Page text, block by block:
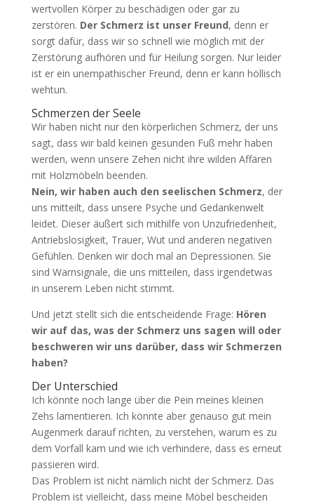
wertvollen Körper zu beschädigen oder gar zu
zerstören. Der Schmerz ist unser Freund, denn er
sorgt dafür, dass wir so schnell wie möglich mit der
Zerstörung aufhören und für Heilung sorgen. Nur leider
ist er ein unempathischer Freund, denn er kann höllisch
wehtun.
Schmerzen der Seele
Wir haben nicht nur den körperlichen Schmerz, der uns
sagt, dass wir bald keinen gesunden Fuß mehr haben
werden, wenn unsere Zehen nicht ihre wilden Affären
mit Holzmöbeln beenden.
Nein, wir haben auch den seelischen Schmerz, der
uns mitteilt, dass unsere Psyche und Gedankenwelt
leidet. Dieser äußert sich mithilfe von Unzufriedenheit,
Antriebslosigkeit, Trauer, Wut und anderen negativen
Gefühlen. Denken wir doch mal an Depressionen. Sie
sind Warnsignale, die uns mitteilen, dass irgendetwas
in unserem Leben nicht stimmt.
Und jetzt stellt sich die entscheidende Frage: Hören
wir auf das, was der Schmerz uns sagen will oder
beschweren wir uns darüber, dass wir Schmerzen
haben?
Der Unterschied
Ich könnte noch lange über die Pein meines kleinen
Zehs lamentieren. Ich könnte aber genauso gut mein
Augenmerk darauf richten, zu verstehen, warum es zu
dem Vorfall kam und wie ich verhindere, dass es erneut
passieren wird.
Das Problem ist nicht nämlich nicht der Schmerz. Das
Problem ist vielleicht, dass meine Möbel bescheiden